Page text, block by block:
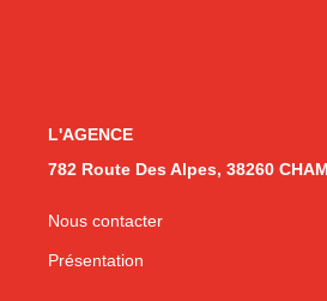
L'AGENCE
782 Route Des Alpes, 38260
Nous contacter
Présentation